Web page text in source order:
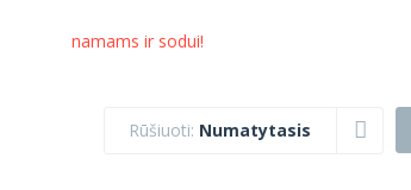
Rūšiuoti: Numatytasis